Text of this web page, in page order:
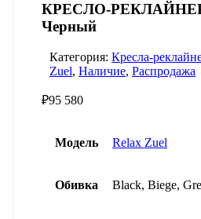
КРЕСЛО-РЕКЛАЙНЕР
Черный
Категория: Кресла-
Zuel, Наличие, Распродажа
₽95 580
Модель Relax Zuel
Обивка Black, Biege,